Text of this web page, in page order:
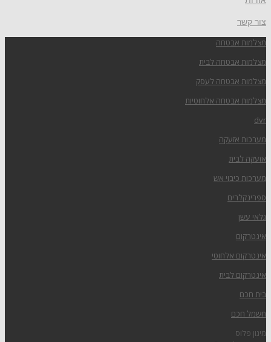
צור קשר
מצלמות אבטחה
מצלמות אבטחה לבית
מצלמות אבטחה לעסק
מצלמות אבטחה אלחוטיות
dvr
מערכות אזעקה
אזעקה לבית
מערכות כיבוי אש
ספרינקלרים
גלאי עשן
אינטרקום
אינטרקום אלחוטי
אינטרקום לבית
בית חכם
חשמל חכם
מיגון פלוס